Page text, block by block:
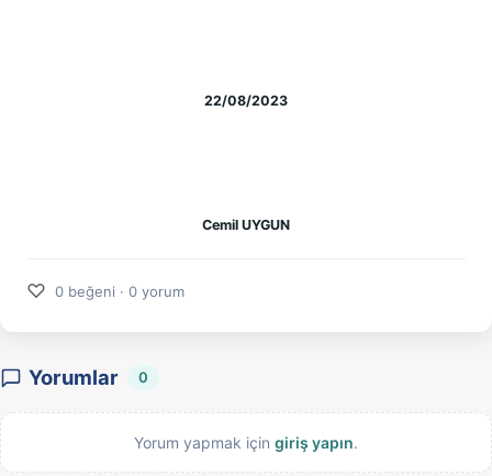
22/08/2023
Cemil UYGUN
♡ 0 beğeni · 0 yorum
Yorumlar 0
Yorum yapmak için giriş yapın.